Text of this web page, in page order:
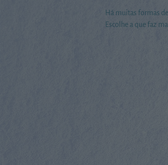
Há muitas formas
Escolhe a que faz